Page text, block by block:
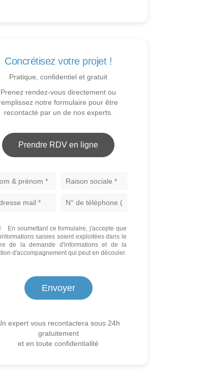
Concrétisez votre projet !
Pratique, confidentiel et gratuit
Prenez rendez-vous directement ou
notre formulaire pour être
recontacté par un de nos experts.
Prendre RDV en ligne
En soumettant ce formulaire, j'accepte que
saisies soient exploitées dans le
de la demande d'informations et de la
d'accompagnement qui peut en découler.
expert vous recontactera sous 24h
gratuitement
et en toute confidentialité